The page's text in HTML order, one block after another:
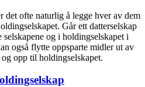
det ofte naturlig å legge hver av dem
Går ett datterselskap
og i holdingselskapet i
også flytte oppsparte midler ut av
opp til holdingselskapet.